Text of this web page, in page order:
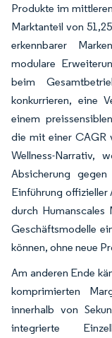
Produkte im
Marktanteil von
erkennbarer
modulare
beim
konkurrieren, eine
einem
die mit einer CAGR
Wellness-Narrativ,
Absicherung
Einführung offizieller
durch Humanscales
Geschäftsmodelle
können, ohne neue
Am anderen Ende
komprimierten
innerhalb von
integrierte